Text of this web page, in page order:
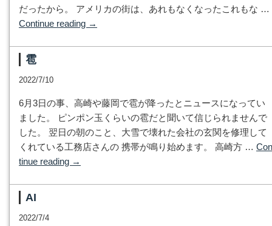
だったから。 アメリカの街は、あれもなくなったこれもな …
Continue reading →
雹
2022/7/10
6月3日の事、高崎や藤岡で雹が降ったとニュースになってい
ました。 ピンポン玉くらいの雹だと聞いて信じられませんで
した。 翌日の朝のこと、大雪で壊れた会社の玄関を修理して
くれている工務店さんの 携帯が鳴り始めます。 高崎方 … Con
tinue reading →
AI
2022/7/4